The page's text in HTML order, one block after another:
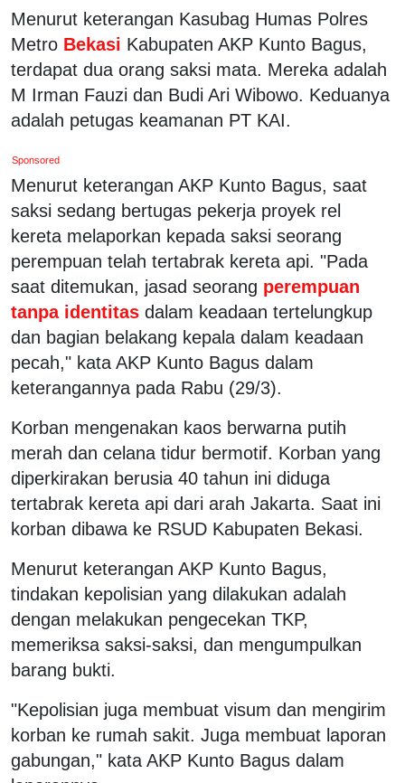
Menurut keterangan Kasubag Humas Polres
Metro Bekasi Kabupaten AKP Kunto Bagus,
terdapat dua orang saksi mata. Mereka adalah
M Irman Fauzi dan Budi Ari Wibowo. Keduanya
adalah petugas keamanan PT KAI.
Sponsored
Menurut keterangan AKP Kunto Bagus, saat
saksi sedang bertugas pekerja proyek rel
kereta melaporkan kepada saksi seorang
perempuan telah tertabrak kereta api. "Pada
saat ditemukan, jasad seorang perempuan
tanpa identitas dalam keadaan tertelungkup
dan bagian belakang kepala dalam keadaan
pecah," kata AKP Kunto Bagus dalam
keterangannya pada Rabu (29/3).
Korban mengenakan kaos berwarna putih
merah dan celana tidur bermotif. Korban yang
diperkirakan berusia 40 tahun ini diduga
tertabrak kereta api dari arah Jakarta. Saat ini
korban dibawa ke RSUD Kabupaten Bekasi.
Menurut keterangan AKP Kunto Bagus,
tindakan kepolisian yang dilakukan adalah
dengan melakukan pengecekan TKP,
memeriksa saksi-saksi, dan mengumpulkan
barang bukti.
"Kepolisian juga membuat visum dan mengirim
korban ke rumah sakit. Juga membuat laporan
gabungan," kata AKP Kunto Bagus dalam